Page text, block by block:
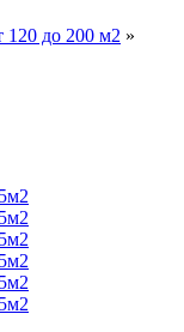
до 200 м2 »